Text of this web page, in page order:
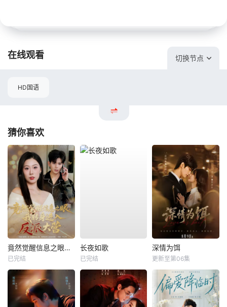
在线观看 切换节点
HD国语
猜你喜欢
竟然觉醒信息之眼，我转身进入反派大营
已完结
长夜如歌
已完结
深情为饵
更新至第06集